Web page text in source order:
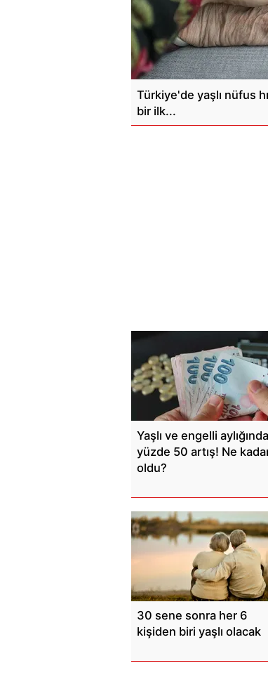
Türkiye'de yaşlı nüfus
bir ilk...
Yaşlı ve engelli aylığında
yüzde 50 artış! Ne
oldu?
30 sene sonra her 6
kişiden biri yaşlı olacak